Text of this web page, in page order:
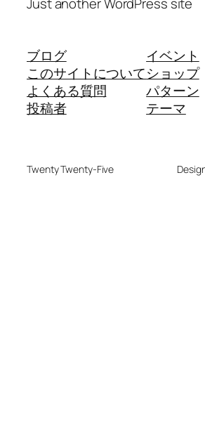
ブログ
このサイトについて
よくある質問
投稿者
イベント
ショップ
パターン
テーマ
Twenty Twenty-Five